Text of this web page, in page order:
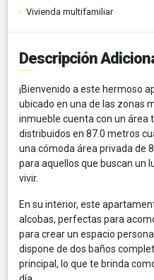
Vivienda multifamiliar
Descripción
¡Bienvenido a este hermoso
ubicado en una de las zonas
inmueble cuenta con un área
distribuidos en 87.0 metros
una cómoda área privada de
para aquellos que buscan un
vivir.
En su interior, este
alcobas, perfectas para
para crear un espacio
dispone de dos baños
principal, lo que te brinda